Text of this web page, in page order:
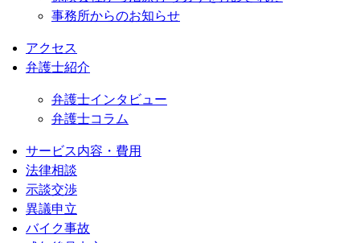
事務所からのお知らせ
アクセス
弁護士紹介
弁護士インタビュー
弁護士コラム
サービス内容・費用
法律相談
示談交渉
異議申立
バイク事故